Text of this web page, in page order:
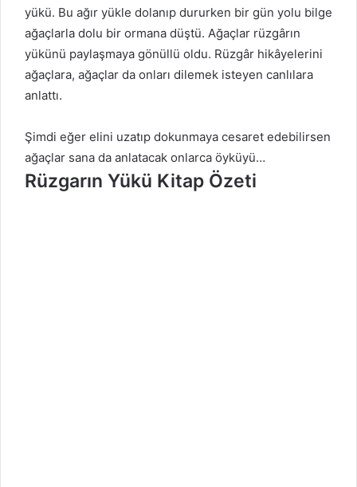
yükü. Bu ağır yükle dolanıp dururken bir gün yolu bilge
ağaçlarla dolu bir ormana düştü. Ağaçlar rüzgârın
yükünü paylaşmaya gönüllü oldu. Rüzgâr hikâyelerini
ağaçlara, ağaçlar da onları dilemek isteyen canlılara
anlattı.
Şimdi eğer elini uzatıp dokunmaya cesaret edebilirsen
ağaçlar sana da anlatacak onlarca öyküyü…
Rüzgarın Yükü Kitap Özeti